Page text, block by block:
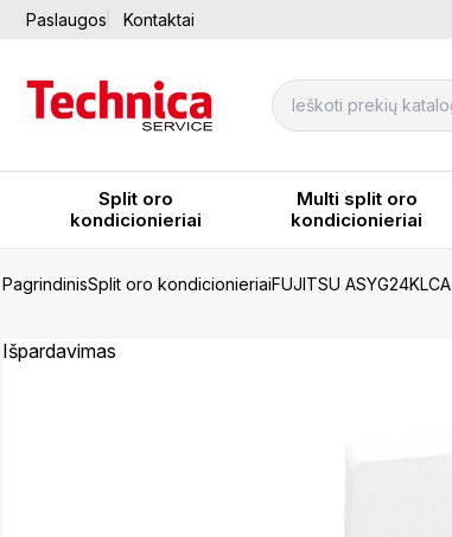
Paslaugos Kontaktai
Split oro
kondicionieriai
Multi split oro
kondicionieriai
PagrindinisSplit oro kondicionieriaiFUJITSU
Išpardavimas